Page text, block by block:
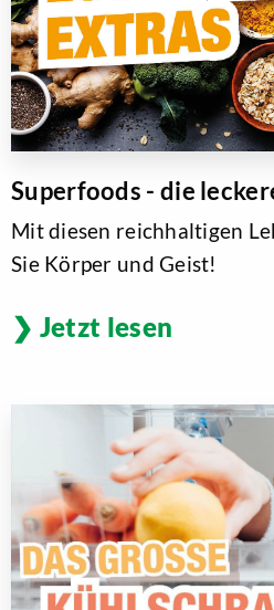
Superfoods - die
Mit diesen reichhaltigen
Sie Körper und Geist!
Jetzt lesen